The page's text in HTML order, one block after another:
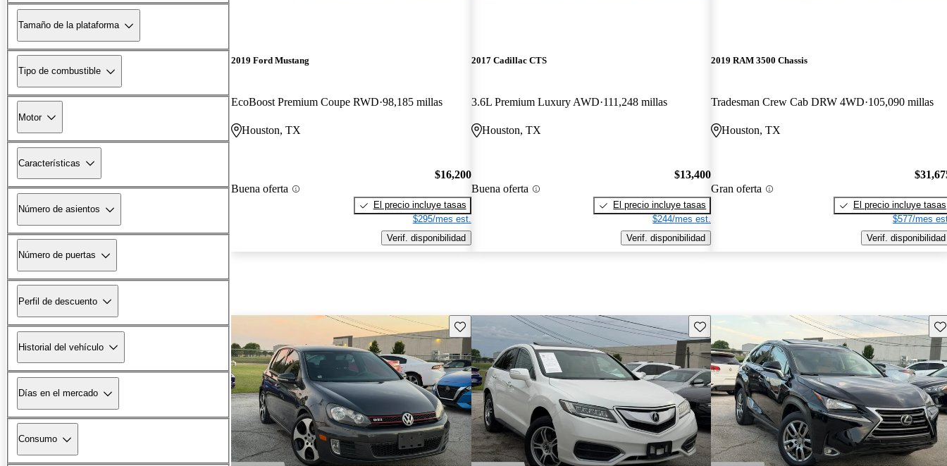
Tamaño de la plataforma
Tipo de combustible
Motor
Características
Número de asientos
Número de puertas
Perfil de descuento
Historial del vehículo
Días en el mercado
Consumo
2019 Ford Mustang
EcoBoost Premium Coupe RWD 98,185 millas
Houston, TX
Buena oferta
$16,200
El precio incluye tasas
$295/mes est.
Verif. disponibilidad
2017 Cadillac CTS
3.6L Premium Luxury AWD 111,248 millas
Houston, TX
Buena oferta
$13,400
El precio incluye tasas
$244/mes est.
Verif. disponibilidad
2019 RAM 3500 Chassis
Tradesman Crew Cab DRW 4WD 105,090 millas
Houston, TX
Gran oferta
El precio incluye tasas
$577/mes
Verif. disponibilidad
Guarda este Aviso Guarda este Aviso